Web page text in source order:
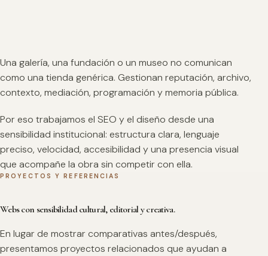
Una galería, una fundación o un museo no comunican
como una tienda genérica. Gestionan reputación, archivo,
contexto, mediación, programación y memoria pública.
Por eso trabajamos el SEO y el diseño desde una
sensibilidad institucional: estructura clara, lenguaje
preciso, velocidad, accesibilidad y una presencia visual
que acompañe la obra sin competir con ella.
PROYECTOS Y REFERENCIAS
Webs con sensibilidad cultural, editorial y creativa.
En lugar de mostrar comparativas antes/después,
presentamos proyectos relacionados que ayudan a